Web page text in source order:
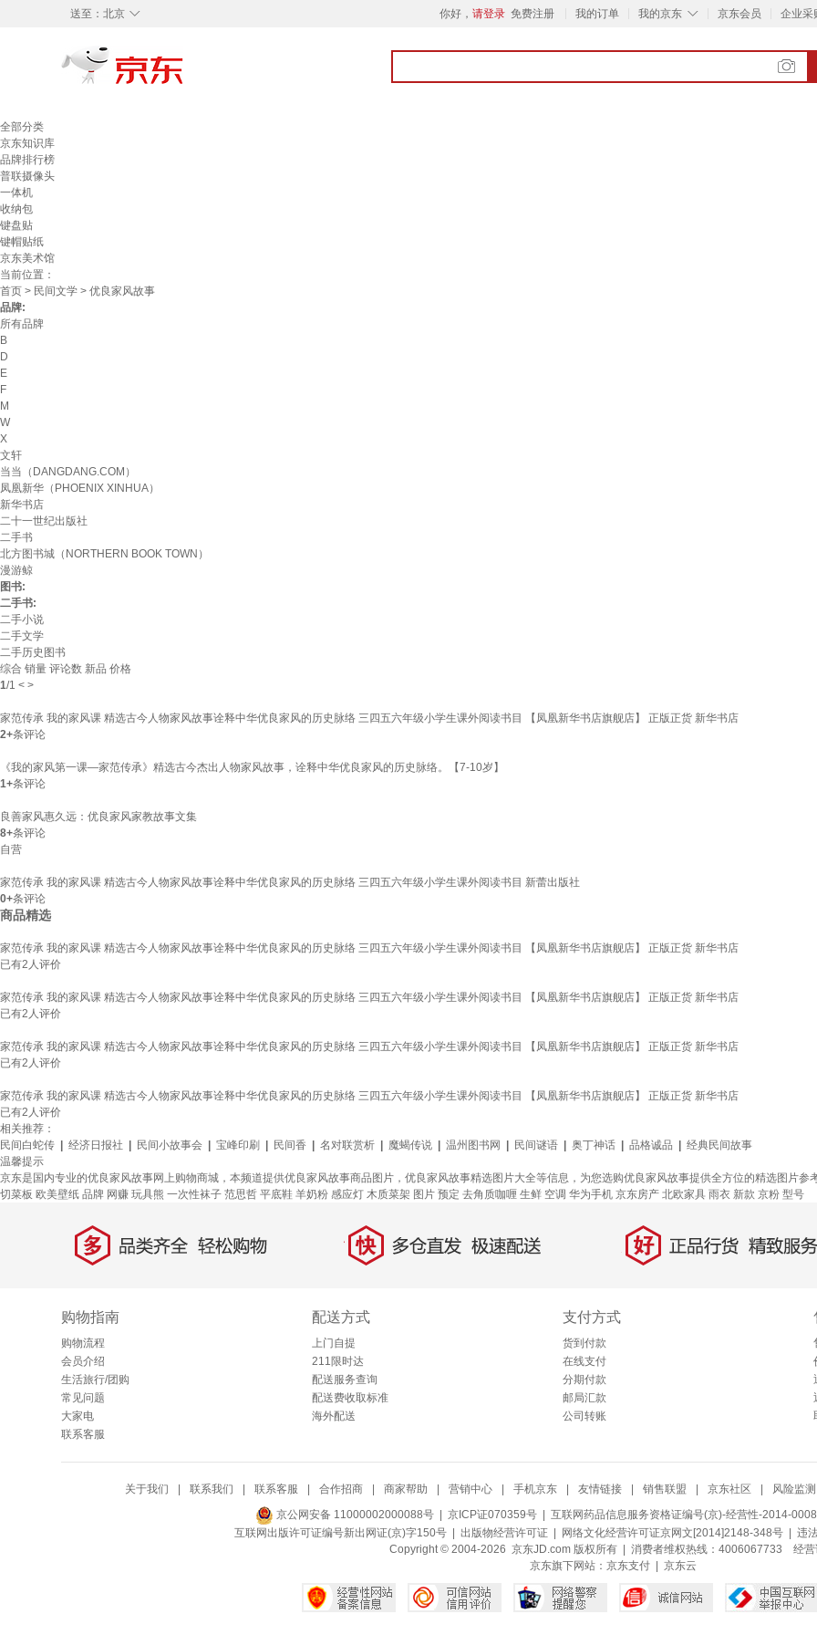
◇
送至： 北京 你好， 请登录 免费注册 我的订单 ◇
我的京东 京东会员 企业采
全部分类
京东知识库
品牌排行榜
普联摄像头
一体机
收纳包
键盘贴
键帽贴纸
京东美术馆
当前位置：
首页 > 民间文学 > 优良家风故事
品牌:
所有品牌
B
D
E
F
M
W
X
文轩
当当（DANGDANG.COM）
凤凰新华（PHOENIX XINHUA）
新华书店
二十一世纪出版社
二手书
北方图书城（NORTHERN BOOK TOWN）
漫游鲸
图书:
二手书:
二手小说
二手文学
二手历史图书
综合 销量 评论数 新品 价格
1/1 < >
家范传承 我的家风课 精选古今人物家风故事诠释中华优良家风的历史脉络 三四五六年级小学生课外阅读书目 【凤凰新华书店旗舰店】 正版正货 新华书店
2+条评论
《我的家风第一课—家范传承》精选古今杰出人物家风故事，诠释中华优良家风的历史脉络。【7-10岁】
1+条评论
良善家风惠久远：优良家风家教故事文集
8+条评论
自营
家范传承 我的家风课 精选古今人物家风故事诠释中华优良家风的历史脉络 三四五六年级小学生课外阅读书目 新蕾出版社
0+条评论
商品精选
家范传承 我的家风课 精选古今人物家风故事诠释中华优良家风的历史脉络 三四五六年级小学生课外阅读书目 【凤凰新华书店旗舰店】 正版正货 新华书店
已有2 人评价
家范传承 我的家风课 精选古今人物家风故事诠释中华优良家风的历史脉络 三四五六年级小学生课外阅读书目 【凤凰新华书店旗舰店】 正版正货 新华书店
已有2 人评价
家范传承 我的家风课 精选古今人物家风故事诠释中华优良家风的历史脉络 三四五六年级小学生课外阅读书目 【凤凰新华书店旗舰店】 正版正货 新华书店
已有2 人评价
家范传承 我的家风课 精选古今人物家风故事诠释中华优良家风的历史脉络 三四五六年级小学生课外阅读书目 【凤凰新华书店旗舰店】 正版正货 新华书店
已有2 人评价
相关推荐：
民间白蛇传
经济日报社 民间小故事会 宝峰印刷 民间香 名对联赏析 魔蝎传说 温州图书网 民间谜语 奥丁神话 品格诚品
经典民间故事
温馨提示
京东是国内专业的优良家风故事网上购物商城，本频道提供优良家风故事商品图片，优良家风故事精选图片大全等信息，为您选购优良家风故事提供全方位的精选图片参
切菜板 欧美壁纸 品牌 网赚 玩具熊 一次性袜子 范思哲 平底鞋 羊奶粉 感应灯 木质菜架 图片 预定 去角质咖喱 生鲜 空调 华为手机 京东房产 北欧家具 雨衣 新款 京粉 型号
多 品类齐全，轻松购物 快 多仓直发，极速配送 好 正品行货，精致服务
购物指南
购物流程
会员介绍
生活旅行/团购
常见问题
大家电
联系客服
配送方式
上门自提
211限时达
配送服务查询
配送费收取标准
海外配送
支付方式
货到付款
在线支付
分期付款
邮局汇款
公司转账
关于我们 联系我们 联系客服 合作招商 商家帮助 营销中心 手机京东 友情链接 销售联盟 京东社区 风险监测
京公网安备 11000002000088号 | 京ICP证070359号 | 互联网药品信息服务资格证编号(京)-经营性-2014-0008
互联网出版许可证编号新出网证(京)字150号 | 出版物经营许可证| 网络文化经营许可证京网文[2014]2148-348号| 违法
Copyright © 2004-2026 京东JD.com 版权所有 | 消费者维权热线：4006067733 经营
京东旗下网站： 京东支付| 京东云